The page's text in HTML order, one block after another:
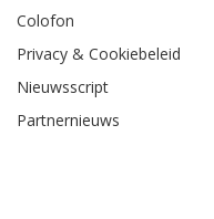
Colofon
Privacy & Cookiebeleid
Nieuwsscript
Partnernieuws